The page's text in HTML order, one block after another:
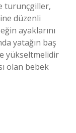
turunçgiller,
düzenli
ayaklarını
yatağın baş
yükseltmelidir
olan bebek